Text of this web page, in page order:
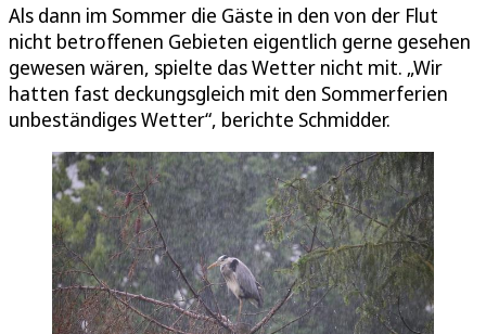
Als dann im Sommer die Gäste in den von der Flut
nicht betroffenen Gebieten eigentlich gerne gesehen
gewesen wären, spielte das Wetter nicht mit. „Wir
hatten fast deckungsgleich mit den Sommerferien
unbeständiges Wetter“, berichte Schmidder.